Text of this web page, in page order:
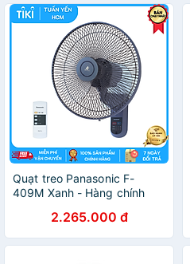
Quạt treo Panasonic F-
409M Xanh - Hàng chính
2.265.000 đ